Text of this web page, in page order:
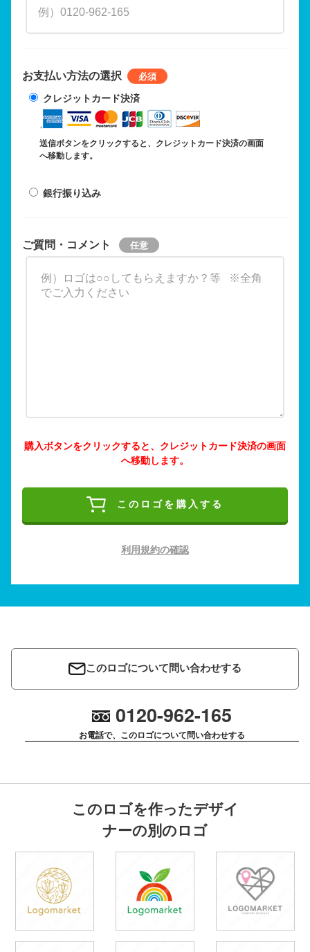
お支払い方法の選択
クレジットカード決済
送信ボタンをクリックすると、クレジットカード決済の画面
へ移動します。
銀行振り込み
ご質問・コメント
購入ボタンをクリックすると、クレジットカード決済の画面
へ移動します。
このロゴを購入する
利用規約の確認
このロゴについて問い合わせする
0120-962-165
お電話で、このロゴについて問い合わせする
このロゴを作ったデザイ
ナーの別のロゴ